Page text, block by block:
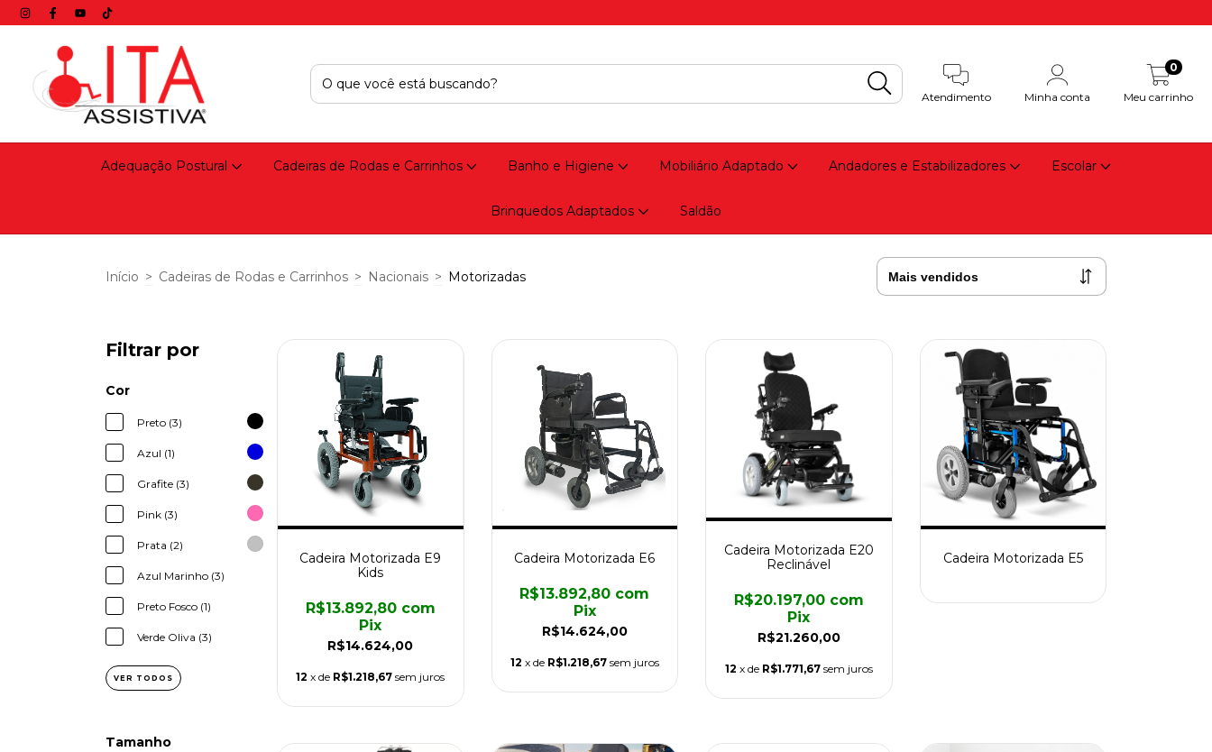
Atendimento Minha conta Meu carrinho
0
Adequação Postural Cadeiras de Rodas e Carrinhos Banho e Higiene Mobiliário Adaptado Andadores e Estabilizadores Escolar
Brinquedos Adaptados Saldão
Início > Cadeiras de Rodas e Carrinhos > Nacionais > Motorizadas
Filtrar por
Cor
Preto (3)
Azul (1)
Grafite (3)
Pink (3)
Prata (2)
Azul Marinho (3)
Preto Fosco (1)
Verde Oliva (3)
VER TODOS
Tamanho
Cadeira Motorizada E9
Kids
R$14.624,00
R$13.892,80 com
Pix
12 x de R$1.218,67 sem juros
Cadeira Motorizada E6
R$14.624,00
R$13.892,80 com
Pix
12 x de R$1.218,67 sem juros
Cadeira Motorizada E20
Reclinável
R$21.260,00
R$20.197,00 com
Pix
12 x de R$1.771,67 sem juros
Cadeira Motorizada E5